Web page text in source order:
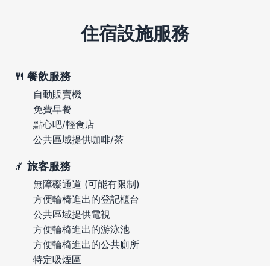
住宿設施服務
餐飲服務
自動販賣機
免費早餐
點心吧/輕食店
公共區域提供咖啡/茶
旅客服務
無障礙通道 (可能有限制)
方便輪椅進出的登記櫃台
公共區域提供電視
方便輪椅進出的游泳池
方便輪椅進出的公共廁所
特定吸煙區